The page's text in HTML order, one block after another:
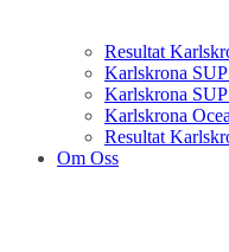
Resultat
Karlskrona
Karlskrona
Karlskrona
Resultat
Om Oss